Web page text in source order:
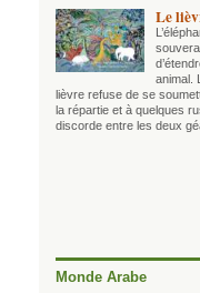
Le
animal.
lièvre refuse de se
la répartie et à quelques
discorde entre les deux
Monde Arabe